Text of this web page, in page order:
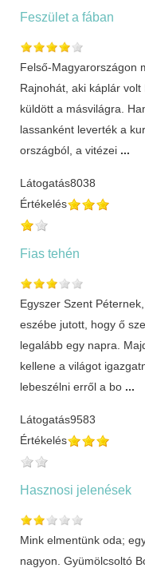
Feszület a fában
Felső-Magyarországon
Rajnohát, aki káplár
küldött a másvilágra.
lassanként leverték a
országból, a vitézei ...
Látogatás8038
Értékelés
Fias tehén
Egyszer Szent
eszébe jutott, hogy ő
legalább egy napra.
kellene a világot
lebeszélni erről a bo ...
Látogatás9583
Értékelés
Hasznosi jelenések
Mink elmentünk oda;
nagyon. Gyümölcsoltó